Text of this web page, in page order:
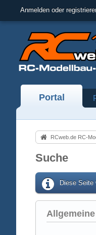
Anmelden oder
Portal
RCweb.de RC-
Suche
Diese